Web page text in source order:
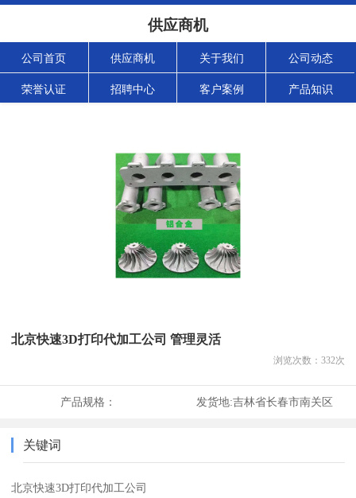
供应商机
公司首页 供应商机 关于我们 公司动态
荣誉认证 招聘中心 客户案例 产品知识
北京快速3D打印代加工公司 管理灵活
浏览次数： 332次
产品规格： 发货地:吉林省长春市南关区
关键词
北京快速3D打印代加工公司